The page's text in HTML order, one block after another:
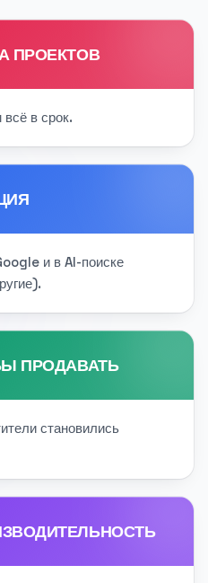
ПРОЕКТОВ
в срок.
и в AI-поиске
ПРОДАВАТЬ
становились